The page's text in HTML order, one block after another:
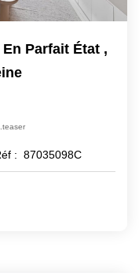
Parfait État ,
: 87035098C